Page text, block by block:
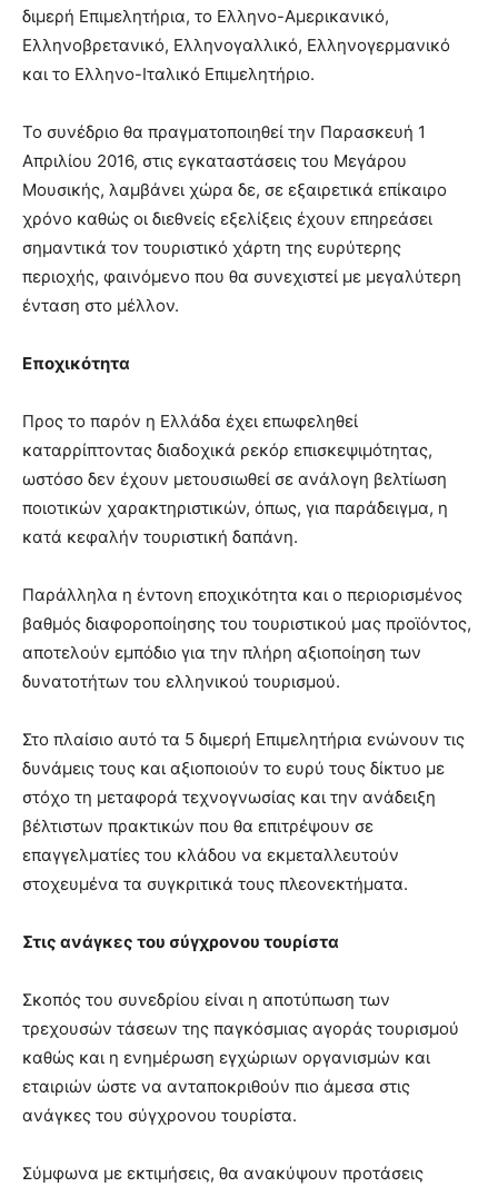
διμερή Επιμελητήρια, το Ελληνο-Αμερικανικό,
Ελληνοβρετανικό, Ελληνογαλλικό, Ελληνογερμανικό
και το Ελληνο-Ιταλικό Επιμελητήριο.
Το συνέδριο θα πραγματοποιηθεί την Παρασκευή 1
Απριλίου 2016, στις εγκαταστάσεις του Μεγάρου
Μουσικής, λαμβάνει χώρα δε, σε εξαιρετικά επίκαιρο
χρόνο καθώς οι διεθνείς εξελίξεις έχουν επηρεάσει
σημαντικά τον τουριστικό χάρτη της ευρύτερης
περιοχής, φαινόμενο που θα συνεχιστεί με μεγαλύτερη
ένταση στο μέλλον.
Εποχικότητα
Προς το παρόν η Ελλάδα έχει επωφεληθεί
καταρρίπτοντας διαδοχικά ρεκόρ επισκεψιμότητας,
ωστόσο δεν έχουν μετουσιωθεί σε ανάλογη βελτίωση
ποιοτικών χαρακτηριστικών, όπως, για παράδειγμα, η
κατά κεφαλήν τουριστική δαπάνη.
Παράλληλα η έντονη εποχικότητα και ο περιορισμένος
βαθμός διαφοροποίησης του τουριστικού μας προϊόντος,
αποτελούν εμπόδιο για την πλήρη αξιοποίηση των
δυνατοτήτων του ελληνικού τουρισμού.
Στο πλαίσιο αυτό τα 5 διμερή Επιμελητήρια ενώνουν τις
δυνάμεις τους και αξιοποιούν το ευρύ τους δίκτυο με
στόχο τη μεταφορά τεχνογνωσίας και την ανάδειξη
βέλτιστων πρακτικών που θα επιτρέψουν σε
επαγγελματίες του κλάδου να εκμεταλλευτούν
στοχευμένα τα συγκριτικά τους πλεονεκτήματα.
Στις ανάγκες του σύγχρονου τουρίστα
Σκοπός του συνεδρίου είναι η αποτύπωση των
τρεχουσών τάσεων της παγκόσμιας αγοράς τουρισμού
καθώς και η ενημέρωση εγχώριων οργανισμών και
εταιριών ώστε να ανταποκριθούν πιο άμεσα στις
ανάγκες του σύγχρονου τουρίστα.
Σύμφωνα με εκτιμήσεις, θα ανακύψουν προτάσεις